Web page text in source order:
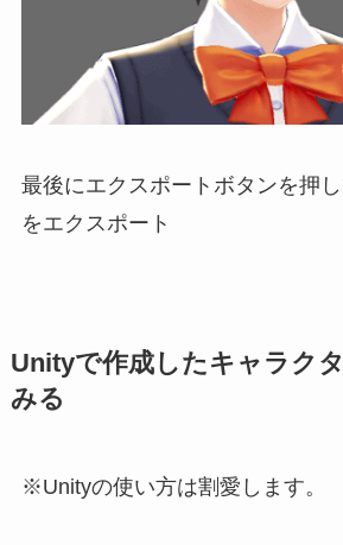
最後にエクスポートボタンを押し
をエクスポート
Unityで作成したキャラク
みる
※Unityの使い方は割愛します。